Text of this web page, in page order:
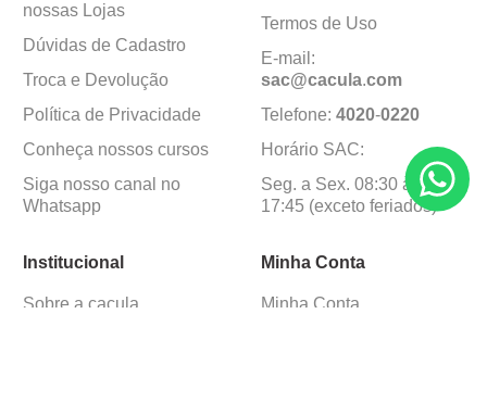
nossas Lojas
Dúvidas de Cadastro
Troca e Devolução
Política de Privacidade
Conheça nossos cursos
Siga nosso canal no
Whatsapp
Termos de Uso
E-mail:
sac@cacula.com
Telefone: 4020-0220
Horário SAC:
Seg. a Sex. 08:30 às
17:45 (exceto feriados)
Institucional
Sobre a caçula
Minha Conta
Minha Conta